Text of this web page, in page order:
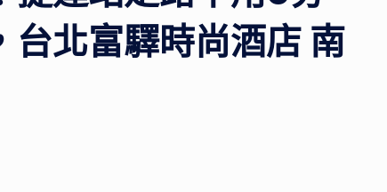
推
薦，
帶
台北富驛時尚酒店 南